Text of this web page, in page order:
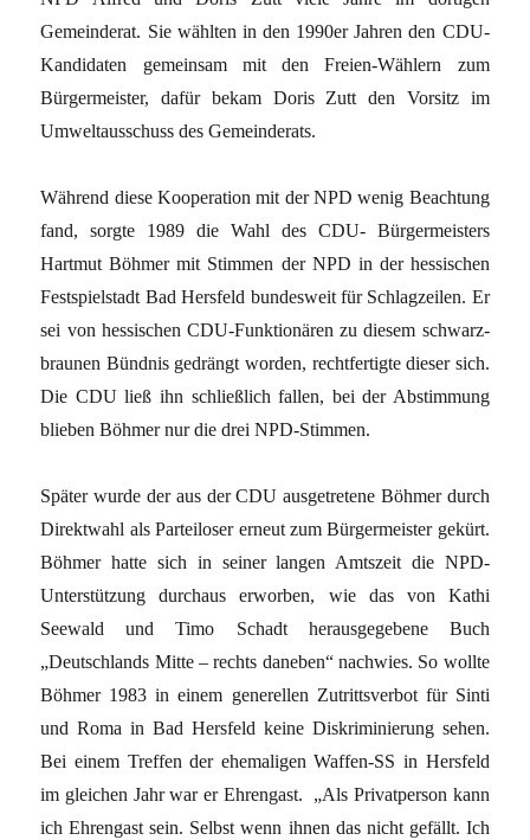
Gemeinderat. Sie wählten in den 1990er Jahren den CDU-
Kandidaten gemeinsam mit den Freien-Wählern zum
Bürgermeister, dafür bekam Doris Zutt den Vorsitz im
Umweltausschuss des Gemeinderats.
Während diese Kooperation mit der NPD wenig Beachtung
fand, sorgte 1989 die Wahl des CDU- Bürgermeisters
Hartmut Böhmer mit Stimmen der NPD in der hessischen
Festspielstadt Bad Hersfeld bundesweit für Schlagzeilen. Er
sei von hessischen CDU-Funktionären zu diesem schwarz-
braunen Bündnis gedrängt worden, rechtfertigte dieser sich.
Die CDU ließ ihn schließlich fallen, bei der Abstimmung
blieben Böhmer nur die drei NPD-Stimmen.
Später wurde der aus der CDU ausgetretene Böhmer durch
Direktwahl als Parteiloser erneut zum Bürgermeister gekürt.
Böhmer hatte sich in seiner langen Amtszeit die NPD-
Unterstützung durchaus erworben, wie das von Kathi
Seewald und Timo Schadt herausgegebene Buch
„Deutschlands Mitte – rechts daneben“ nachwies. So wollte
Böhmer 1983 in einem generellen Zutrittsverbot für Sinti
und Roma in Bad Hersfeld keine Diskriminierung sehen.
Bei einem Treffen der ehemaligen Waffen-SS in Hersfeld
im gleichen Jahr war er Ehrengast. „Als Privatperson kann
ich Ehrengast sein. Selbst wenn ihnen das nicht gefällt. Ich